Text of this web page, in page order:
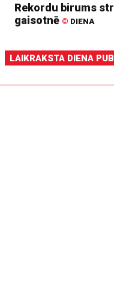
Rekordu birums
gaisotnē © DIENA
LAIKRAKSTA DIENA